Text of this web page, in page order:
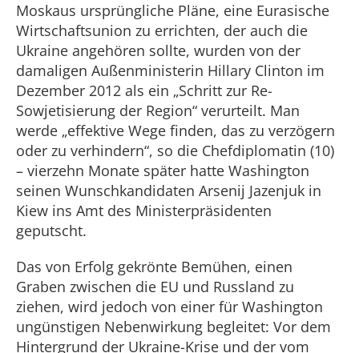
Moskaus ursprüngliche Pläne, eine Eurasische
Wirtschaftsunion zu errichten, der auch die
Ukraine angehören sollte, wurden von der
damaligen Außenministerin Hillary Clinton im
Dezember 2012 als ein „Schritt zur Re-
Sowjetisierung der Region“ verurteilt. Man
werde „effektive Wege finden, das zu verzögern
oder zu verhindern“, so die Chefdiplomatin (10)
– vierzehn Monate später hatte Washington
seinen Wunschkandidaten Arsenij Jazenjuk in
Kiew ins Amt des Ministerpräsidenten
geputscht.
Das von Erfolg gekrönte Bemühen, einen
Graben zwischen die EU und Russland zu
ziehen, wird jedoch von einer für Washington
ungünstigen Nebenwirkung begleitet: Vor dem
Hintergrund der Ukraine-Krise und der vom